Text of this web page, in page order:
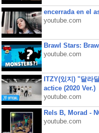
encerrada en el
youtube.com
Brawl Stars:
youtube.com
ITZY(있지) "달라
actice (2020 Ver.)
youtube.com
Rels B, Morad -
youtube.com